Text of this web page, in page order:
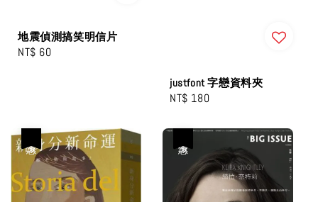
地震偵測搞笑明信片
Regular
NT$ 60
justfont 字戀資料夾
Regular
NT$ 180